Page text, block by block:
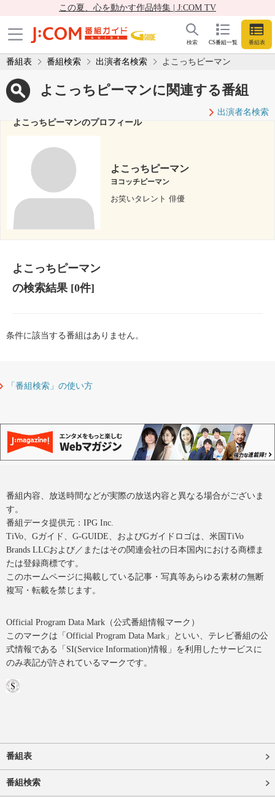
この夏、心を動かす作品特集 | J:COM TV
CS番組一覧 番組表
検索
番組表 番組検索 出演者名検索 よこっちピーマン
よこっちピーマンに関連する番組
出演者名検索
よこっちピーマンのプロフィール
よこっちピーマン
ヨコッチピーマン
お笑いタレント 俳優
よこっちピーマン
の検索結果[0件]
条件に該当する番組はありません。
「番組検索」の使い方
番組内容、放送時間などが実際の放送内容と異なる場合がございま
す。
番組データ提供元：IPG Inc.
TiVo、Gガイド、G-GUIDE、およびGガイドロゴは、米国TiVo
Brands LLCおよび／またはその関連会社の日本国内における商標ま
たは登録商標です。
このホームページに掲載している記事・写真等あらゆる素材の無断
複写・転載を禁じます。
Official Program Data Mark（公式番組情報マーク）
このマークは「Official Program Data Mark」といい、テレビ番組の公
式情報である「SI(Service Information)情報」を利用したサービスに
のみ表記が許されているマークです。
番組表
番組検索